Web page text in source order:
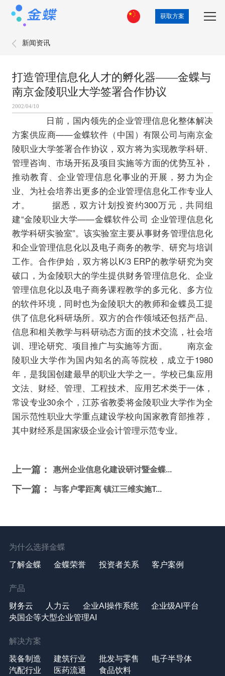
获取方案
新闻资讯
打造管理信息化人才的孵化器——金蝶与
南京金陵职业大学签署合作协议
2002/04/10
日前，国内领先的企业管理信息化整体解决
方案供应商——金蝶软件（中国）有限公司与南京金
陵职业大学签署合作协议，双方将为实现教学科研、
管理咨询、市场开拓及项目实施等方面的优势互补，
推动教育、企业管理信息化事业的开展，努力为企
业、为社会培养出更多的企业管理信息化工作专业人
才。 据悉，双方计划投资约300万元，共同组
建“金陵职业大学——金蝶软件公司 企业管理信息化
教学科研实验室”。该实验室主要从事财务管理信息化
和企业管理信息化以及电子商务的教学、研究与培训
工作。合作伊始，双方将以K/3 ERP的教学研究为突
破口，为金陵职大的学生提供财务管理信息化、企业
管理信息化以及电子商务课程教学的多元化、多方位
的软件环境，同时也为金陵职大的教师和金蝶员工提
供了信息化科研场所。双方的合作领域还包括产品、
信息和相关教学与科研动态方面的技术交流，社会培
训、理论研究、项目推广与实施等方面。 南京金
陵职业大学作为国内知名的高等院校，成立于1980
年，是我国创建最早的职业大学之一。学校已集应用
文法、财经、管理、工程技术、应用艺术类于一体，
常设专业30余个，江苏省教委将金陵职业大学作为全
国示范性职业大学重点建设学校向国家教育部推荐，
其中财经系是国家级企业会计管理示范专业。
上一篇： 惠州企业信息化建设研讨暨金蝶...
下一篇： 与客户零距离 镇江三维实施T...
为什么选择金蝶
了解金蝶 金蝶荣誉 投资者关系 客户案例
产品
财务云 人力云 企业AI操作系统
企业级AI平台
央国企等大型企业管理AI
解决方案
装备制造 建筑行业 批发与零售
电子半导体
汽配行业
医药流通 食品饮料